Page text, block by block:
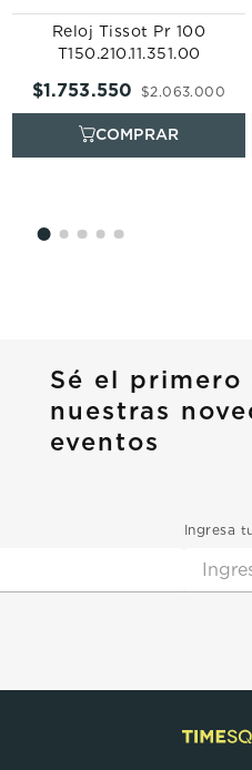
Reloj Tissot Pr 100
T150.210.11.351.00
$2.063.000
$1.753.550
Sé el primero
nuestras
eventos
Ingresa